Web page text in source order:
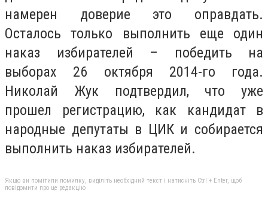
намерен доверие это оправдать.
Осталось только выполнить еще один
наказ избирателей – победить на
выборах 26 октября 2014-го года.
Николай Жук подтвердил, что уже
прошел регистрацию, как кандидат в
народные депутаты в ЦИК и собирается
выполнить наказ избирателей.
Якщо ви помітили помилку, виділіть необхідний текст і натисніть Ctrl + Enter, щоб
повідомити про це редакцію